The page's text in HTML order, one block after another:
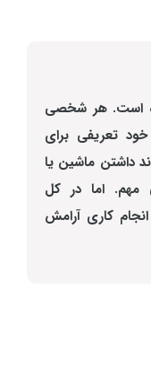
است. هر شخصی
تعریفی برای
داشتن ماشین یا
مهم. اما در کل
کاری آرامش